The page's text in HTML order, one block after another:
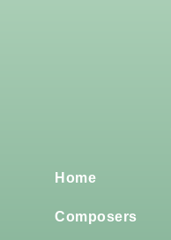
Home
Composers